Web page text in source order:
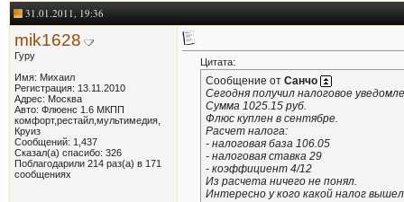
31.01.2011, 19:36
mik1628
Гуру
Имя: Михаил
Регистрация: 13.11.2010
Адрес: Москва
Авто: Флюенс 1.6 МКПП
комфорт,рестайл,мультимедия,
Круиз
Сообщений: 1,437
Сказал(а) спасибо: 326
Поблагодарили 214 раз(а) в 171
сообщениях
Цитата:
Сообщение от Санчо
Сегодня получил налоговое
Сумма 1025.15 руб.
Флюс куплен в сентябре.
Расчет налога:
- налоговая база 106.05
- налоговая ставка 29
- коэффициент 4/12
Из расчета ничего не понял.
Интересно у кого какой налог